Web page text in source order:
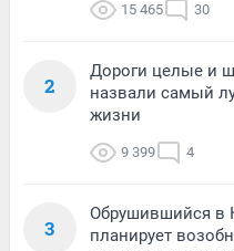
15 465 30
2
Дороги целые и
назвали самый
жизни
9 399 4
3
Обрушившийся в
планирует